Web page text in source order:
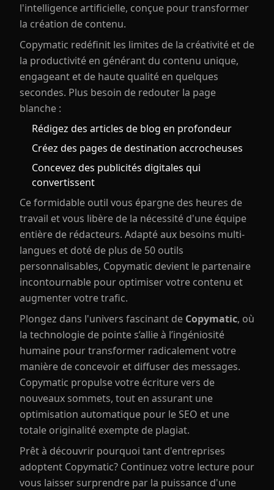
l'intelligence artificielle, conçue pour transformer
la création de contenu.
Copymatic redéfinit les limites de la créativité et de
la productivité en générant du contenu unique,
engageant et de haute qualité en quelques
secondes. Plus besoin de redouter la page
blanche :
Rédigez des articles de blog en profondeur
Créez des pages de destination accrocheuses
Concevez des publicités digitales qui
convertissent
Ce formidable outil vous épargne des heures de
travail et vous libère de la nécessité d'une équipe
entière de rédacteurs. Adapté aux besoins multi-
langues et doté de plus de 50 outils
personnalisables, Copymatic devient le partenaire
incontournable pour optimiser votre contenu et
augmenter votre trafic.
Plongez dans l'univers fascinant de Copymatic, où
la technologie de pointe s’allie à l’ingéniosité
humaine pour transformer radicalement votre
manière de concevoir et diffuser des messages.
Copymatic propulse votre écriture vers de
nouveaux sommets, tout en assurant une
optimisation automatique pour le SEO et une
totale originalité exempte de plagiat.
Prêt à découvrir pourquoi tant d'entreprises
adoptent Copymatic? Continuez votre lecture pour
vous laisser surprendre par la puissance d'une